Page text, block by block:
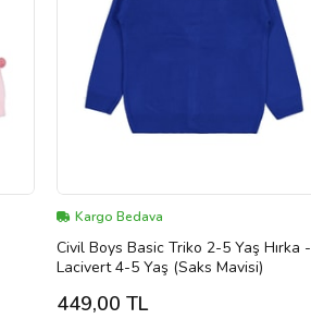
Kargo Bedava
Civil Boys Basic Triko 2-5 Yaş Hırka -
Lacivert 4-5 Yaş (Saks Mavisi)
449,00 TL